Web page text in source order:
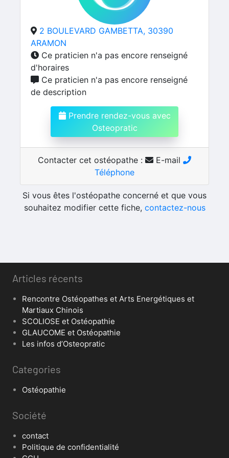
2 BOULEVARD GAMBETTA, 30390
ARAMON
Ce praticien n'a pas encore renseigné
d'horaires
Ce praticien n'a pas encore renseigné
de description
Prendre rendez-vous avec
Osteopratic
Contacter cet ostéopathe :
E-mail
Téléphone
Si vous êtes l'ostéopathe concerné et que vous
souhaitez modifier cette fiche, contactez-nous
Articles récents
Rencontre Ostéopathes et Arts Energétiques et
Martiaux Chinois
SCOLIOSE et Ostéopathie
GLAUCOME et Ostéopathie
Les infos d’Osteopratic
Categories
Ostéopathie
Société
contact
Politique de confidentialité